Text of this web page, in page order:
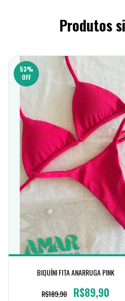
Produtos
53%
OFF
BIQUÍNI FITA ANARRUGA PINK
R$189,90
R$89,90